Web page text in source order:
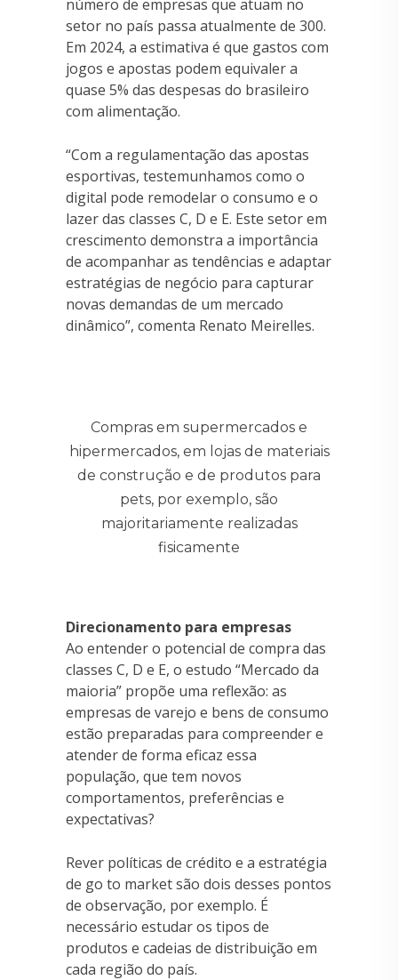
número de empresas que atuam no
setor no país passa atualmente de 300.
Em 2024, a estimativa é que gastos com
jogos e apostas podem equivaler a
quase 5% das despesas do brasileiro
com alimentação.
“Com a regulamentação das apostas
esportivas, testemunhamos como o
digital pode remodelar o consumo e o
lazer das classes C, D e E. Este setor em
crescimento demonstra a importância
de acompanhar as tendências e adaptar
estratégias de negócio para capturar
novas demandas de um mercado
dinâmico”, comenta Renato Meirelles.
Compras em supermercados e
hipermercados, em lojas de materiais
de construção e de produtos para
pets, por exemplo, são
majoritariamente realizadas
fisicamente
Direcionamento para empresas
Ao entender o potencial de compra das
classes C, D e E, o estudo “Mercado da
maioria” propõe uma reflexão: as
empresas de varejo e bens de consumo
estão preparadas para compreender e
atender de forma eficaz essa
população, que tem novos
comportamentos, preferências e
expectativas?
Rever políticas de crédito e a estratégia
de go to market são dois desses pontos
de observação, por exemplo. É
necessário estudar os tipos de
produtos e cadeias de distribuição em
cada região do país.